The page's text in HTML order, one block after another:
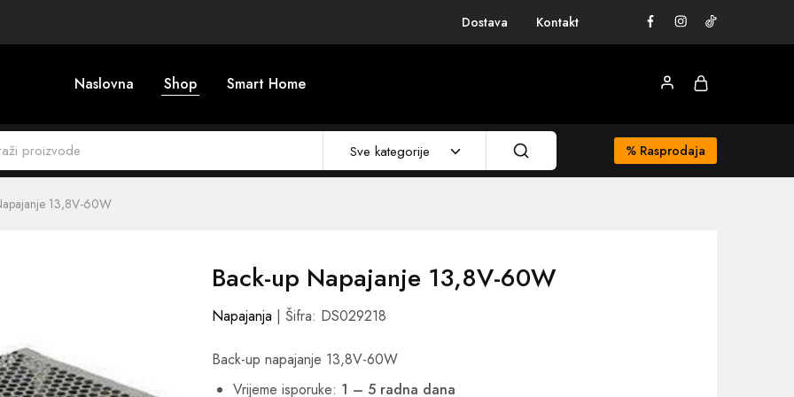
Dostava Kontakt
Naslovna Shop Smart Home
Sve kategorije % Rasprodaja
13,8V-60W
Back-up Napajanje 13,8V-60W
Napajanja | Šifra: DS029218
Back-up napajanje 13,8V-60W
Vrijeme isporuke: 1 – 5 radna dana